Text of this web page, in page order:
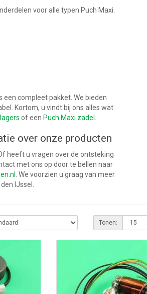
voor alle typen Puch Maxi.
een compleet pakket. We bieden
Kortom, u vindt bij ons alles wat
of een Puch Maxi zadel
over onze producten
heeft u vragen over de ontsteking
met ons op door te bellen naar
. We voorzien u graag van meer
IJssel.
Tonen: